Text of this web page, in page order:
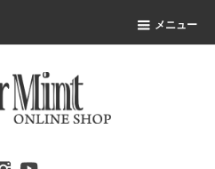
メニュー